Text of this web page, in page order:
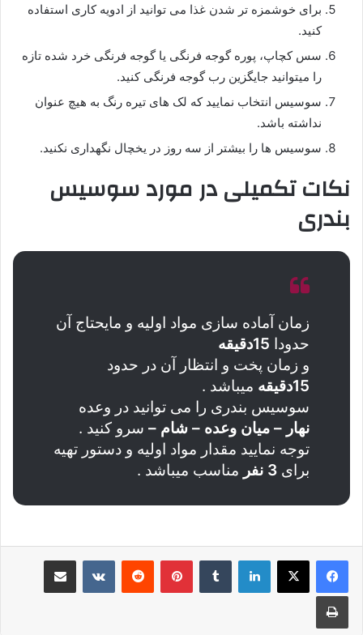
برای خوشمزه تر شدن غذا می توانید از ادویه کاری استفاده
کنید.
سس کچاپ، پوره گوجه فرنگی یا گوجه فرنگی خرد شده تازه
را میتوانید جایگزین رب گوجه فرنگی کنید.
سوسیس انتخاب نمایید که لک های تیره رنگ به هیچ عنوان
نداشته باشد.
سوسیس ها را بیشتر از سه روز در یخچال نگهداری نکنید.
نکات تکمیلی در مورد سوسیس
بندری
زمان آماده سازی مواد اولیه و مایحتاج آن
حدودا 15دقیقه
و زمان پخت و انتظار آن در حدود
15دقیقه
میباشد .
سوسیس بندری را می توانید در وعده
نهار – میان وعده – شام – سرو کنید .
توجه نمایید مقدار مواد اولیه و دستور تهیه
برای 3 نفر مناسب میباشد .
لینکدین ‫تامبلر پینترست‫رددیت ‫VKontakteاشتراک گذاری از طریق ایمیل
چاپ